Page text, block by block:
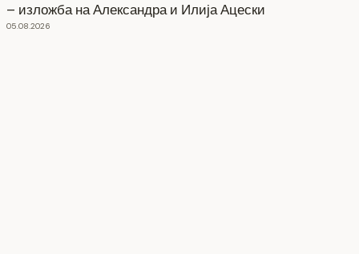
– изложба на Александра и Илија Ацески
05.08.2026